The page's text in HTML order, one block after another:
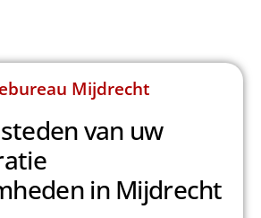
Mijdrecht
van uw
in Mijdrecht